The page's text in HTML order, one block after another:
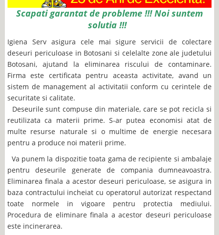
Scapati garantat de probleme !!! Noi suntem
solutia !!!
Igiena Serv asigura cele mai sigure servicii de colectare
deseuri periculoase in Botosani si celelalte zone ale judetului
Botosani, ajutand la eliminarea riscului de contaminare.
Firma este certificata pentru aceasta activitate, avand un
sistem de management al activitatii conform cu cerintele de
securitate si calitate.
Deseurile sunt compuse din materiale, care se pot recicla si
reutilizata ca materii prime. S-ar putea economisi atat de
multe resurse naturale si o multime de energie necesara
pentru a produce noi materii prime.
Va punem la dispozitie toata gama de recipiente si ambalaje
pentru deseurile generate de compania dumneavoastra.
Eliminarea finala a acestor deseuri periculoase, se asigura in
baza contractului incheiat cu operatorul autorizat respectand
toate normele in vigoare pentru protectia mediului.
Procedura de eliminare finala a acestor deseuri periculoase
este incinerarea.